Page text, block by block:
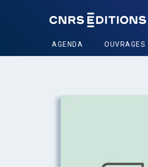
AGENDA OUVRAGES